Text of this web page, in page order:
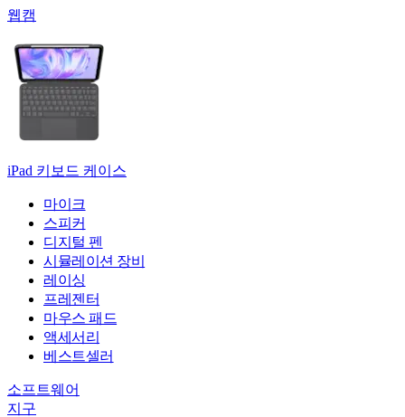
웹캠
iPad 키보드 케이스
마이크
스피커
디지털 펜
시뮬레이션 장비
레이싱
프레젠터
마우스 패드
액세서리
베스트셀러
소프트웨어
지구